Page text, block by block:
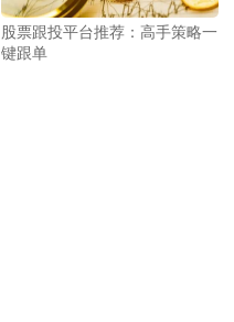
股票跟投平台推荐：高手策略一
键跟单